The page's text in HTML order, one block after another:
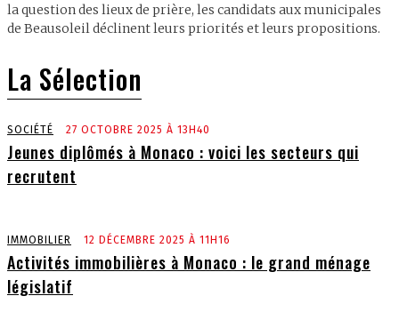
la question des lieux de prière, les candidats aux municipales
de Beausoleil déclinent leurs priorités et leurs propositions.
La Sélection
SOCIÉTÉ 27 OCTOBRE 2025 À 13H40
Jeunes diplômés à Monaco : voici les secteurs qui
recrutent
IMMOBILIER 12 DÉCEMBRE 2025 À 11H16
Activités immobilières à Monaco : le grand ménage
législatif